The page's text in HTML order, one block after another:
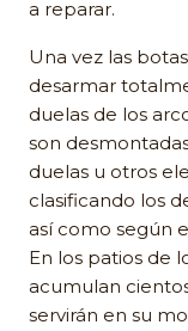
a reparar.
Una vez las
desarmar
duelas de los
son
duelas u otros
clasificando los
así como según
En los patios de
acumulan
servirán en su